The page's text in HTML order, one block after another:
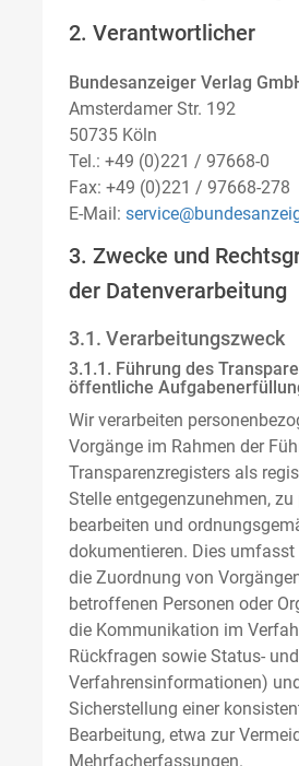
2. Verantwortlicher
Bundesanzeiger Verlag
Amsterdamer Str. 192
50735 Köln
Tel.: +49 (0)221 / 97668-0
Fax: +49 (0)221 / 97668-278
E-Mail:
3. Zwecke und
der Datenverarbeitung
3.1. Verarbeitungszweck
3.1.1. Führung des
öffentliche
Wir verarbeiten
Vorgänge im Rahmen der
Transparenzregisters als
Stelle entgegenzunehmen, zu
bearbeiten und
dokumentieren. Dies umfasst
die Zuordnung von
betroffenen Personen oder
die Kommunikation im
Rückfragen sowie Status- und
Verfahrensinformationen)
Sicherstellung einer
Bearbeitung, etwa zur
Mehrfacherfassungen.